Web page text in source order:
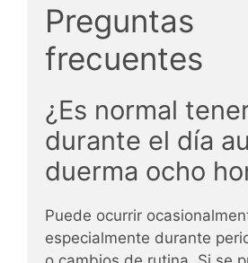
Preguntas
frecuentes
¿Es normal
durante el día
duerma ocho
Puede ocurrir
especialmente durante